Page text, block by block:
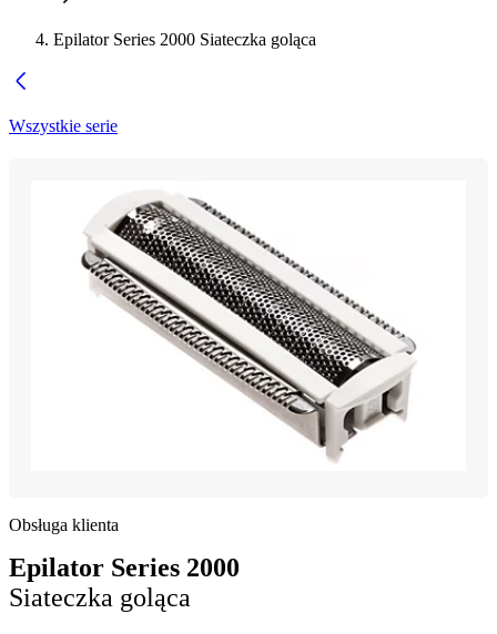
Epilator Series 2000 Siateczka goląca
Wszystkie serie
Obsługa klienta
Epilator Series 2000
Siateczka goląca